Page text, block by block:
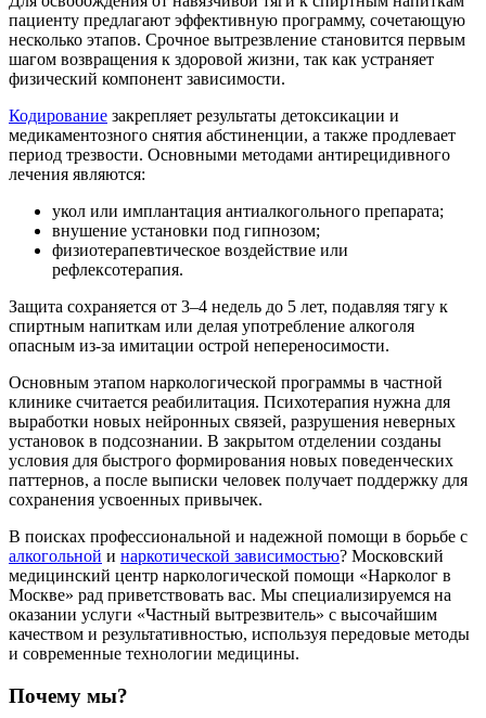
пациенту предлагают эффективную программу, сочетающую
несколько этапов. Срочное вытрезвление становится первым
шагом возвращения к здоровой жизни, так как устраняет
физический компонент зависимости.
Кодирование закрепляет результаты детоксикации и
медикаментозного снятия абстиненции, а также продлевает
период трезвости. Основными методами антирецидивного
лечения являются:
укол или имплантация антиалкогольного препарата;
внушение установки под гипнозом;
физиотерапевтическое воздействие или
рефлексотерапия.
Защита сохраняется от 3–4 недель до 5 лет, подавляя тягу к
спиртным напиткам или делая употребление алкоголя
опасным из-за имитации острой непереносимости.
Основным этапом наркологической программы в частной
клинике считается реабилитация. Психотерапия нужна для
выработки новых нейронных связей, разрушения неверных
установок в подсознании. В закрытом отделении созданы
условия для быстрого формирования новых поведенческих
паттернов, а после выписки человек получает поддержку для
сохранения усвоенных привычек.
В поисках профессиональной и надежной помощи в борьбе с
алкогольной и наркотической зависимостью? Московский
медицинский центр наркологической помощи «Нарколог в
Москве» рад приветствовать вас. Мы специализируемся на
оказании услуги «Частный вытрезвитель» с высочайшим
качеством и результативностью, используя передовые методы
и современные технологии медицины.
Почему мы?